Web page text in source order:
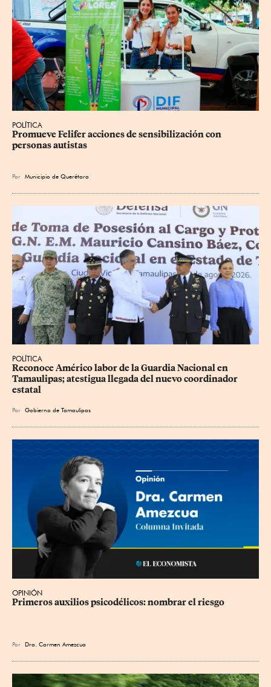
POLÍTICA
Promueve Felifer acciones de sensibilización con
personas autistas
Por Municipio de Querétaro
POLÍTICA
Reconoce Américo labor de la Guardia Nacional en
Tamaulipas; atestigua llegada del nuevo coordinador
estatal
Por Gobierno de Tamaulipas
OPINIÓN
Primeros auxilios psicodélicos: nombrar el riesgo
Por Dra. Carmen Amezcua